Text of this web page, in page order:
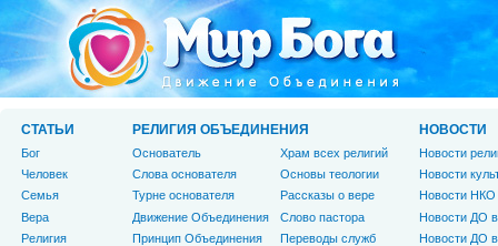
СТАТЬИ
Бог
Человек
Cемья
Вера
Религия
РЕЛИГИЯ ОБЪЕДИНЕНИЯ
Основатель
Слова основателя
Турне основателя
Движение Объединения
Принцип Объединения
Храм всех религий
Основы теологии
Рассказы о вере
Слово пастора
Переводы служб
НОВОСТИ
Новости
Новости
Новости НКО
Новости ДО
Новости ДО